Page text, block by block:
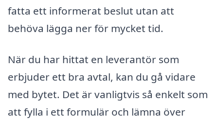
fatta ett informerat beslut utan att
behöva lägga ner för mycket tid.
När du har hittat en leverantör som
erbjuder ett bra avtal, kan du gå vidare
med bytet. Det är vanligtvis så enkelt som
att fylla i ett formulär och lämna över